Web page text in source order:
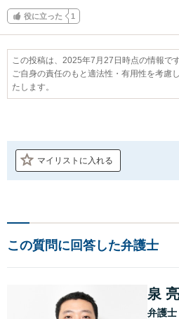
役に立った 1
この投稿は、2025年7月27日時点の情報です
ご自身の責任のもと適法性・有用性を考慮
たします。
マイリストに入れる
この質問に回答した弁護士
泉
弁護士